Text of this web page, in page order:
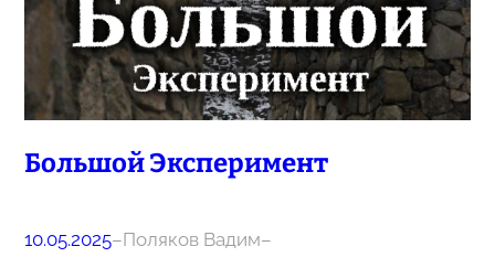
Большой Эксперимент
10.05.2025–Поляков Вадим–